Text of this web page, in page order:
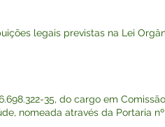
legais previstas na Lei
35, do cargo em
nomeada através da Portaria